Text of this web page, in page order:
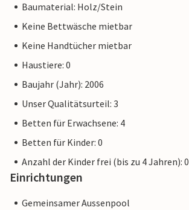
Baumaterial: Holz/Stein
Keine Bettwäsche mietbar
Keine Handtücher mietbar
Haustiere: 0
Baujahr (Jahr): 2006
Unser Qualitätsurteil: 3
Betten für Erwachsene: 4
Betten für Kinder: 0
Anzahl der Kinder frei (bis zu 4 Jahren): 0
Einrichtungen
Gemeinsamer Aussenpool